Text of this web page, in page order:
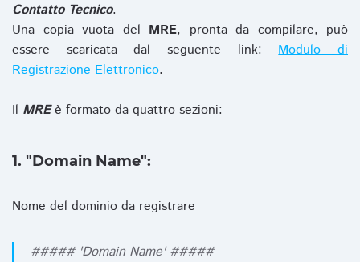
Contatto Tecnico.
Una copia vuota del MRE, pronta da compilare, può
essere scaricata dal seguente link:Modulo di
Registrazione Elettronico.
Il MREè formato da quattro sezioni:
1. "Domain Name":
Nome del dominio da registrare
##### 'Domain Name' #####